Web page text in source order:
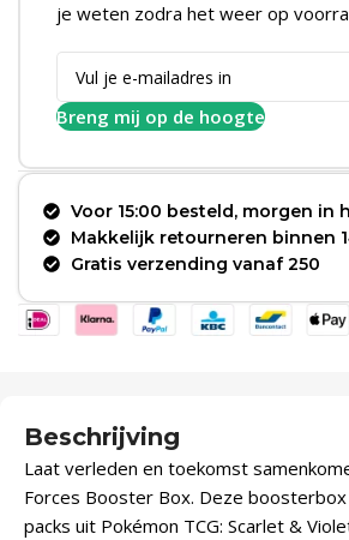
je weten zodra het weer op
Breng mij op de hoogte
Voor 15:00 besteld, morgen in
Makkelijk retourneren binnen
Gratis verzending vanaf 250
Beschrijving
Laat verleden en toekomst
Forces Booster Box. Deze
packs uit Pokémon TCG: Scarlet &